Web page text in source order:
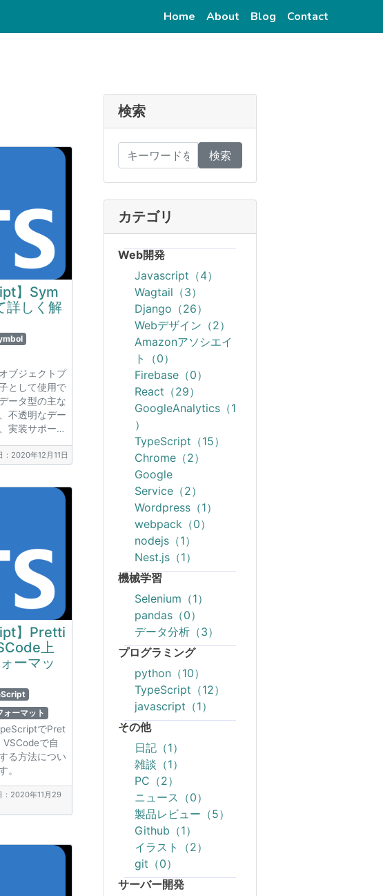
Home (current)
About (current)
Blog (current)
Contact
】Sym
詳しく解
ブジェクトプ
として使用で
ータ型の主な
不透明なデー
実装サポー…
：2020年12月11日
】Pretti
上
ーマッ
ォーマット
でPret
で自
る方法につい
。
：2020年11月29
検索
検索
カテゴリ
Web開発
Javascript（4）
Wagtail（3）
Django（26）
Webデザイン（2）
Amazonアソシエイ
ト（0）
Firebase（0）
React（29）
GoogleAnalytics（1
）
TypeScript（15）
Chrome（2）
Google
Service（2）
Wordpress（1）
webpack（0）
nodejs（1）
Nest.js（1）
機械学習
Selenium（1）
pandas（0）
データ分析（3）
プログラミング
python（10）
TypeScript（12）
javascript（1）
その他
日記（1）
雑談（1）
PC（2）
ニュース（0）
製品レビュー（5）
Github（1）
イラスト（2）
git（0）
サーバー開発